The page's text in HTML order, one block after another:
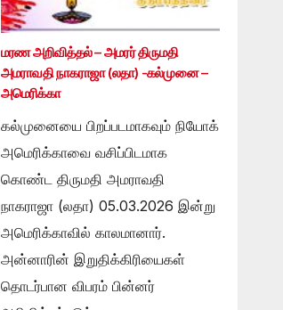
மரண அறிவித்தல் – அமரர் திருமதி
அமராவதி நாகராஜா (லதா) -கல்முனை –
அமெரிக்கா
கல்முனையை பிறப்படமாகவும் நியோக்
அமெரிக்காவை வசிப்பிடமாக
கொண்ட திருமதி அமராவதி
நாகராஜா (லதா) 05.03.2026 இன்று
அமெரிக்காவில் காலமானார்.
அன்னாரின் இறுதிக்கிரியைகள்
தொடர்பான விபரம் பின்னர்